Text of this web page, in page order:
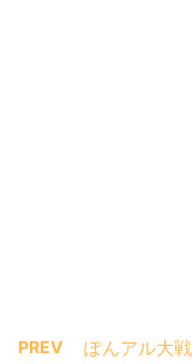
PREV ぽんアル大